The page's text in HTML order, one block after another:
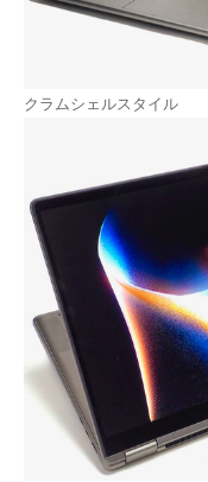
クラムシェルスタイル